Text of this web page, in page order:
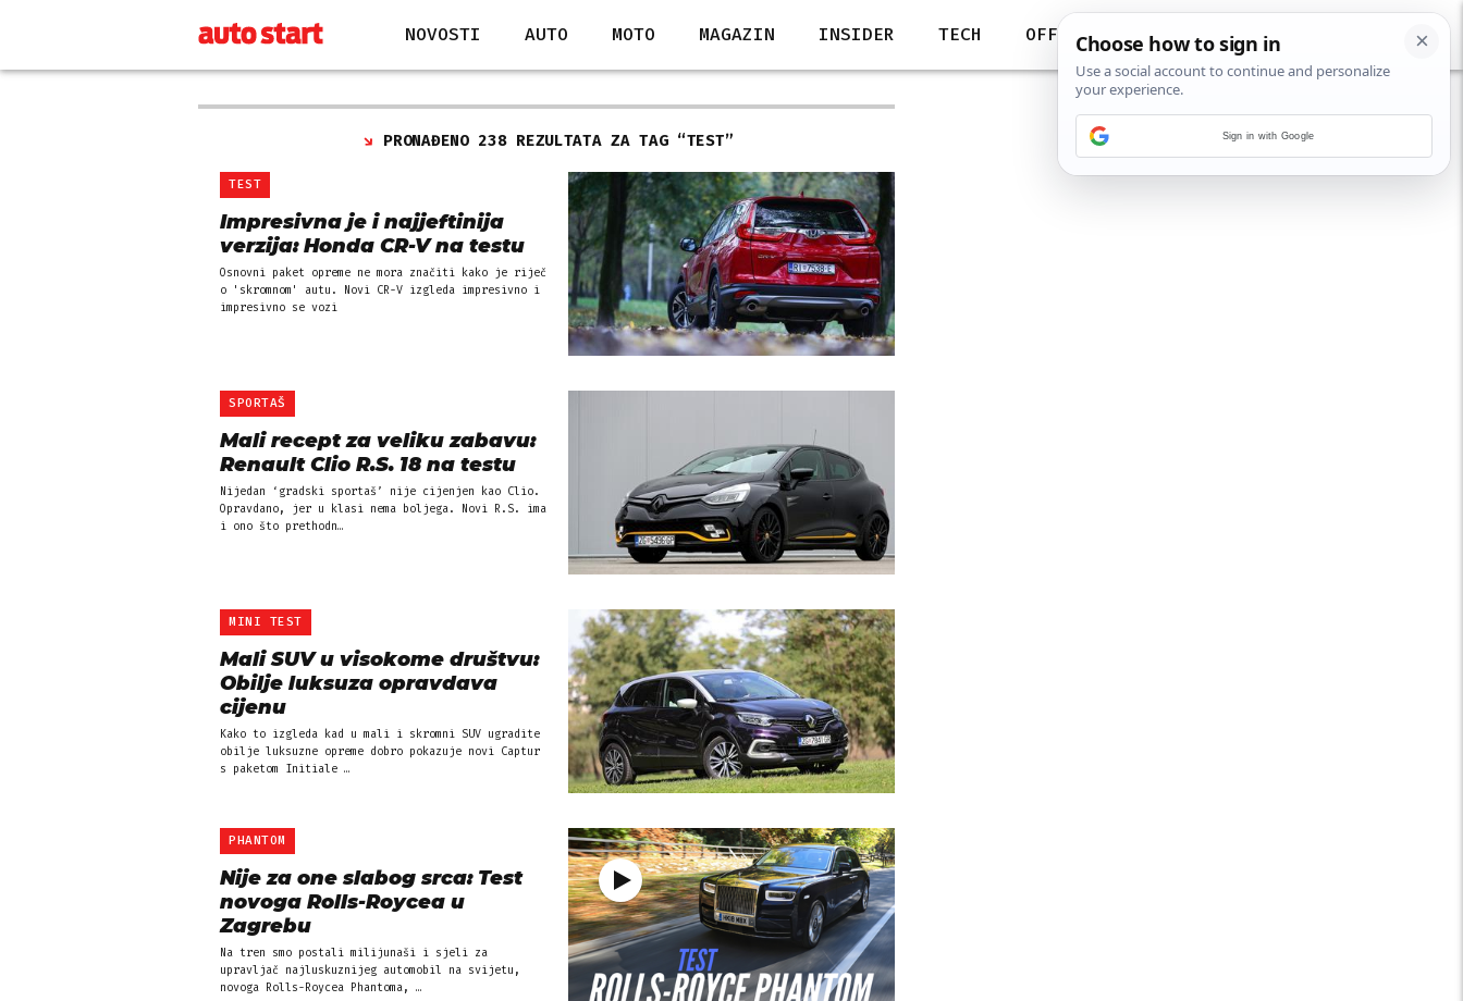
NOVOSTI AUTO MOTO MAGAZIN INSIDER TECH OFF
PRONAĐENO 238 REZULTATA ZA TAG “TEST”
TEST
Impresivna je i najjeftinija
verzija: Honda CR-V na testu
Osnovni paket opreme ne mora značiti kako je riječ
o 'skromnom' autu. Novi CR-V izgleda impresivno i
impresivno se vozi
SPORTAŠ
Mali recept za veliku zabavu:
Renault Clio R.S. 18 na testu
Nijedan ‘gradski sportaš’ nije cijenjen kao Clio.
Opravdano, jer u klasi nema boljega. Novi R.S. ima
i ono što prethodn…
MINI TEST
Mali SUV u visokome društvu:
Obilje luksuza opravdava
cijenu
Kako to izgleda kad u mali i skromni SUV ugradite
obilje luksuzne opreme dobro pokazuje novi Captur
s paketom Initiale …
PHANTOM
Nije za one slabog srca: Test
novoga Rolls-Roycea u
Zagrebu
Na tren smo postali milijunaši i sjeli za
upravljač najluskuznijeg automobil na svijetu,
novoga Rolls-Roycea Phantoma, …
Sign in with Google